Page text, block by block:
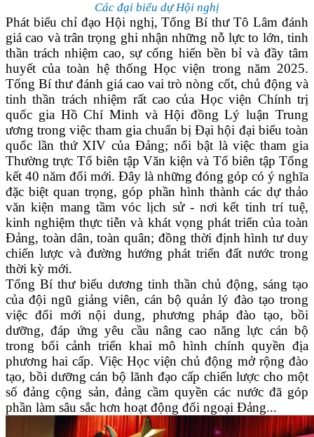
Các đại biểu dự Hội nghị
Phát biểu chỉ đạo Hội nghị, Tổng Bí thư Tô Lâm đánh
giá cao và trân trọng ghi nhận những nỗ lực to lớn, tinh
thần trách nhiệm cao, sự cống hiến bền bỉ và đầy tâm
huyết của toàn hệ thống Học viện trong năm 2025.
Tổng Bí thư đánh giá cao vai trò nòng cốt, chủ động và
tinh thần trách nhiệm rất cao của Học viện Chính trị
quốc gia Hồ Chí Minh và Hội đồng Lý luận Trung
ương trong việc tham gia chuẩn bị Đại hội đại biểu toàn
quốc lần thứ XIV của Đảng; nổi bật là việc tham gia
Thường trực Tổ biên tập Văn kiện và Tổ biên tập Tổng
kết 40 năm đổi mới. Đây là những đóng góp có ý nghĩa
đặc biệt quan trọng, góp phần hình thành các dự thảo
văn kiện mang tầm vóc lịch sử - nơi kết tinh trí tuệ,
kinh nghiệm thực tiễn và khát vọng phát triển của toàn
Đảng, toàn dân, toàn quân; đồng thời định hình tư duy
chiến lược và đường hướng phát triển đất nước trong
thời kỳ mới.
Tổng Bí thư biểu dương tinh thần chủ động, sáng tạo
của đội ngũ giảng viên, cán bộ quản lý đào tạo trong
việc đổi mới nội dung, phương pháp đào tạo, bồi
dưỡng, đáp ứng yêu cầu nâng cao năng lực cán bộ
trong bối cảnh triển khai mô hình chính quyền địa
phương hai cấp. Việc Học viện chủ động mở rộng đào
tạo, bồi dưỡng cán bộ lãnh đạo cấp chiến lược cho một
số đảng cộng sản, đảng cầm quyền các nước đã góp
phần làm sâu sắc hơn hoạt động đối ngoại Đảng...